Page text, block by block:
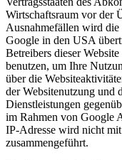
Wirtschaftsraum vor der
Ausnahmefällen wird
Google in den USA
Betreibers dieser
benutzen, um Ihre
über die
der Websitenutzung und
Dienstleistungen
im Rahmen von Google
IP-Adresse wird nicht
zusammengeführt.